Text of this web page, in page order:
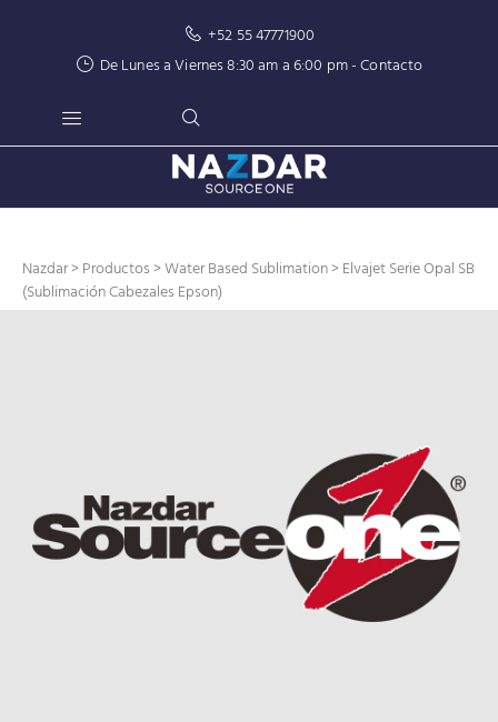
+52 55 47771900
De Lunes a Viernes 8:30 am a 6:00 pm -Contacto
Nazdar>Productos>Water Based Sublimation> Elvajet Serie Opal SB
(Sublimación Cabezales Epson)